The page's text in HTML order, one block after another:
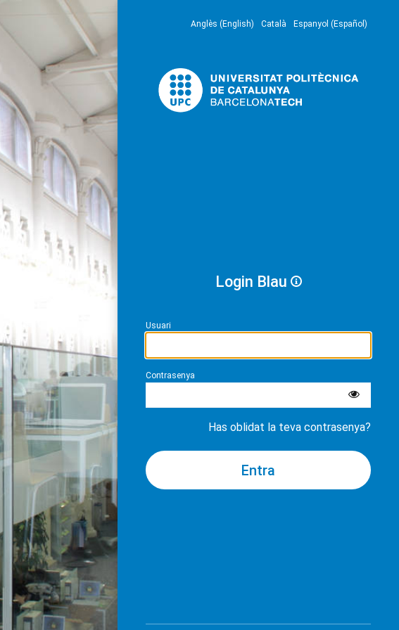
Anglès (English) Català Espanyol (Español)
Login Blau
Usuari
Contrasenya
Has oblidat la teva contrasenya?